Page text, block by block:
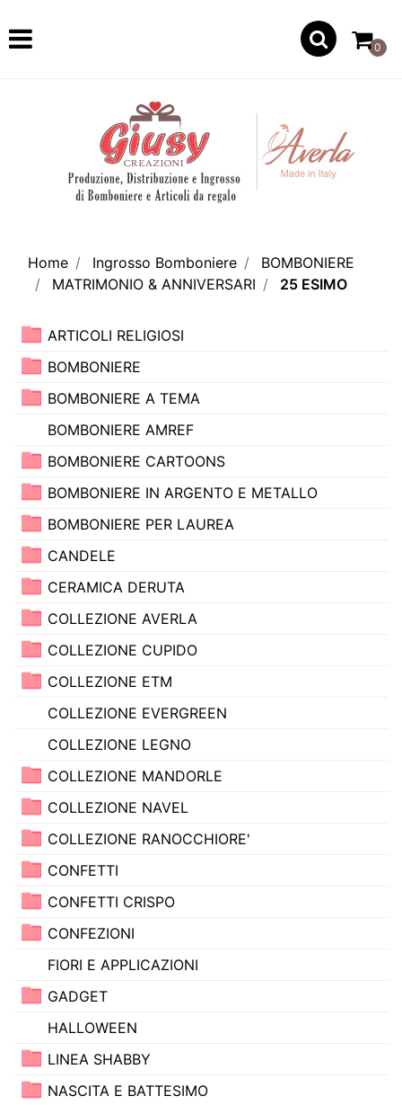
Open
0
Home Ingrosso Bomboniere
BOMBONIERE
MATRIMONIO & ANNIVERSARI
25 ESIMO
ARTICOLI RELIGIOSI
BOMBONIERE
BOMBONIERE A TEMA
BOMBONIERE AMREF
BOMBONIERE CARTOONS
BOMBONIERE IN ARGENTO E METALLO
BOMBONIERE PER LAUREA
CANDELE
CERAMICA DERUTA
COLLEZIONE AVERLA
COLLEZIONE CUPIDO
COLLEZIONE ETM
COLLEZIONE EVERGREEN
COLLEZIONE LEGNO
COLLEZIONE MANDORLE
COLLEZIONE NAVEL
COLLEZIONE RANOCCHIORE'
CONFETTI
CONFETTI CRISPO
CONFEZIONI
FIORI E APPLICAZIONI
GADGET
HALLOWEEN
LINEA SHABBY
NASCITA E BATTESIMO